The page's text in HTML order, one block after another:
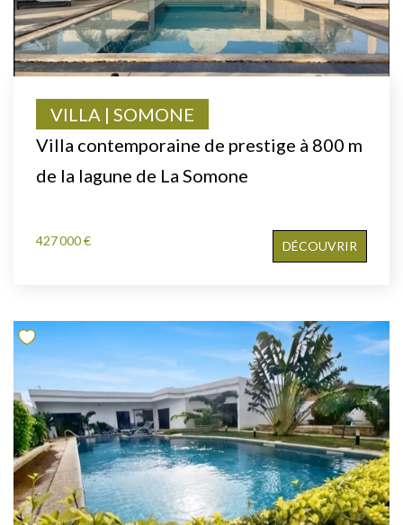
Villa contemporaine de prestige à 800 m
de la lagune de La Somone
VILLA | SOMONE
427 000 € DÉCOUVRIR